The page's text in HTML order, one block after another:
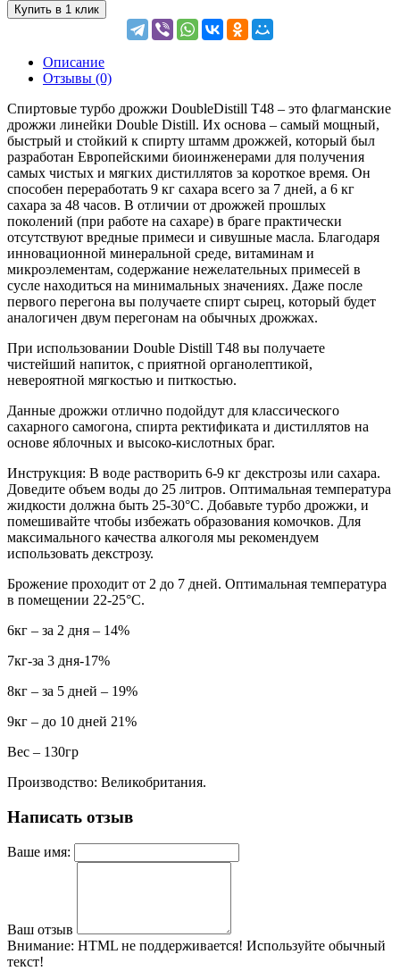
Купить в 1 клик
Описание
Отзывы (0)
Спиртовые турбо дрожжи DoubleDistill T48 – это флагманcкие
дрожжи линейки Double Distill. Их основа – самый мощный,
быстрый и стойкий к спирту штамм дрожжей, который был
разработан Европейскими биоинженерами для получения
самых чистых и мягких дистиллятов за короткое время. Он
способен переработать 9 кг сахара всего за 7 дней, а 6 кг
сахара за 48 часов. В отличии от дрожжей прошлых
поколений (при работе на сахаре) в браге практически
отсутствуют вредные примеси и сивушные масла. Благодаря
инновационной минеральной среде, витаминам и
микроэлементам, содержание нежелательных примесей в
сусле находиться на минимальных значениях. Даже после
первого перегона вы получаете спирт сырец, который будет
аналогичен двум перегонам на обычных дрожжах.
При использовании Double Distill T48 вы получаете
чистейший напиток, с приятной органолептикой,
невероятной мягкостью и питкостью.
Данные дрожжи отлично подойдут для классического
сахарного самогона, спирта ректификата и дистиллятов на
основе яблочных и высоко-кислотных браг.
Инструкция: В воде растворить 6-9 кг декстрозы или сахара.
Доведите объем воды до 25 литров. Оптимальная температура
жидкости должна быть 25-30°С. Добавьте турбо дрожжи, и
помешивайте чтобы избежать образования комочков. Для
максимального качества алкоголя мы рекомендуем
использовать декстрозу.
Брожение проходит от 2 до 7 дней. Оптимальная температура
в помещении 22-25°С.
6кг – за 2 дня – 14%
7кг-за 3 дня-17%
8кг – за 5 дней – 19%
9кг – до 10 дней 21%
Вес – 130гр
Производство: Великобритания.
Написать отзыв
Ваше имя:
Ваш отзыв
Внимание: HTML не поддерживается! Используйте обычный
текст!